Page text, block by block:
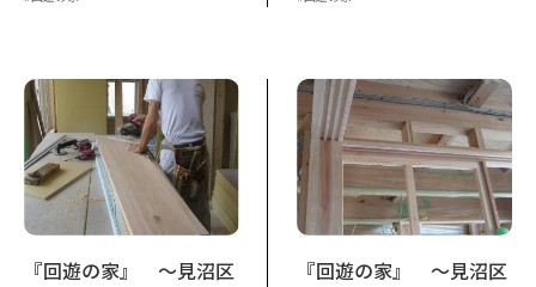
『回遊の家』 ～見沼区
『回遊の家』 ～見沼区